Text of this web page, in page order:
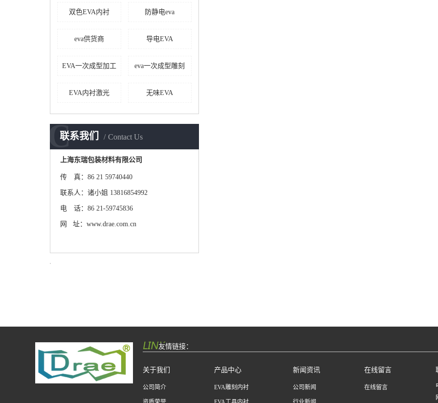
双色EVA内衬 防静电eva
eva供货商 导电EVA
EVA一次成型加工 eva一次成型雕刻
EVA内衬激光 无味EVA
联系我们 Contact Us
C
上海东瑞包装材料有限公司
传 真：86 21 59740440
联系人：诸小姐 13816854992
电 话：86 21-59745836
网 址：www.drae.com.cn
友情链接：
关于我们
公司简介
产品中心
EVA雕刻内衬
新闻资讯
公司新闻
在线留言
在线留言